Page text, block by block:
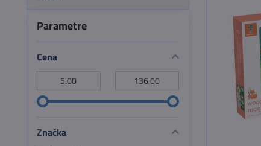
Parametre
Cena
Značka